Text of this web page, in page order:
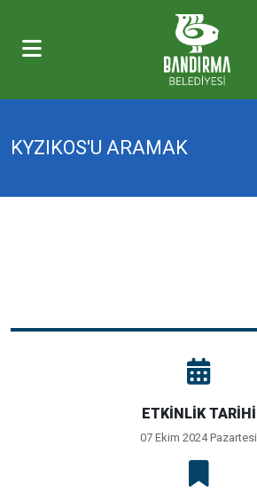
KYZIKOS'U ARAMAK
ETKİNLİK TARİHİ
07 Ekim 2024 Pazartesi